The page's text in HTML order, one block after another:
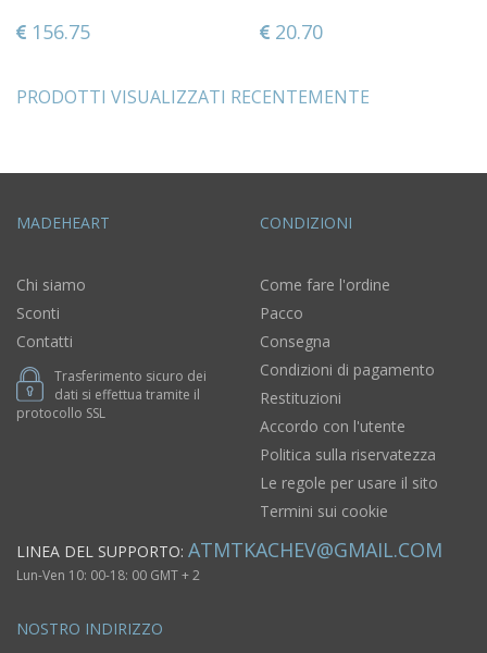
156.75 20.70
PRODOTTI VISUALIZZATI RECENTEMENTE
MADEHEART
Chi siamo
Sconti
Contatti
Trasferimento sicuro dei
dati si effettua tramite il
protocollo SSL
CONDIZIONI
Come fare l'ordine
Pacco
Consegna
Condizioni di pagamento
Restituzioni
Accordo con l'utente
Politica sulla riservatezza
Le regole per usare il sito
Termini sui cookie
LINEA DEL SUPPORTO: ATMTKACHEV@GMAIL.COM
Lun-Ven 10: 00-18: 00 GMT + 2
NOSTRO INDIRIZZO